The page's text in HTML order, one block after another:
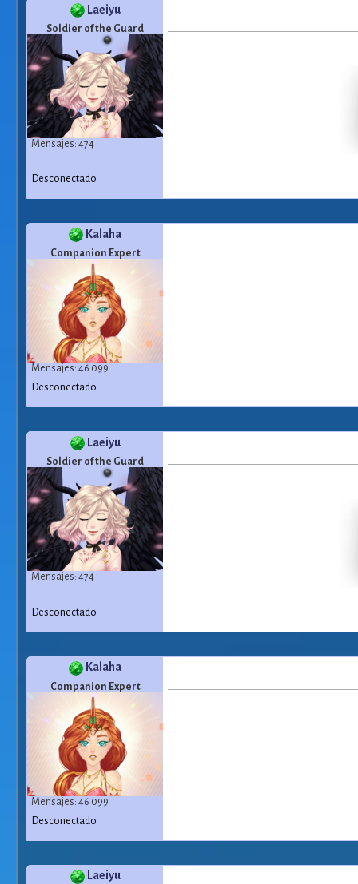
Laeiyu
Soldier of the Guard
Mensajes: 474
Desconectado
Kalaha
Companion Expert
Mensajes: 46 099
Desconectado
Laeiyu
Soldier of the Guard
Mensajes: 474
Desconectado
Kalaha
Companion Expert
Mensajes: 46 099
Desconectado
Laeiyu